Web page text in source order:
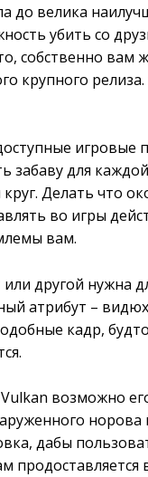
до велика
убить со
собственно вам
крупного
для
Делать что
во игры
вам.
другой нужна
атрибут –
кадр,
возможно
дабы